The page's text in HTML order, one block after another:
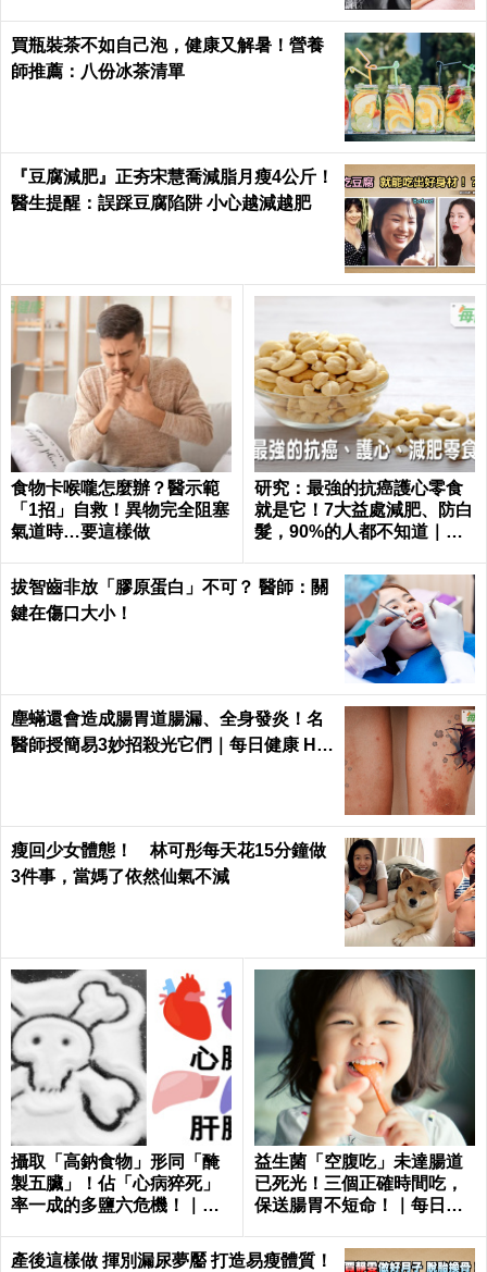
買瓶裝茶不如自己泡，健康又解暑！營養
師推薦：八份冰茶清單
『豆腐減肥』正夯宋慧喬減脂月瘦4公斤！
醫生提醒：誤踩豆腐陷阱 小心越減越肥
食物卡喉嚨怎麼辦？醫示範
「1招」自救！異物完全阻塞
氣道時…要這樣做
研究：最強的抗癌護心零食
就是它！7大益處減肥、防白
髮，90%的人都不知道｜每
拔智齒非放「膠原蛋白」不可？ 醫師：關
鍵在傷口大小！
塵蟎還會造成腸胃道腸漏、全身發炎！名
醫師授簡易3妙招殺光它們｜每日健康 He
瘦回少女體態！ 林可彤每天花15分鐘做
3件事，當媽了依然仙氣不減
攝取「高鈉食物」形同「醃
製五臟」！佔「心病猝死」
率一成的多鹽六危機！｜每
益生菌「空腹吃」未達腸道
已死光！三個正確時間吃，
保送腸胃不短命！｜每日健
產後這樣做 揮別漏尿夢靨 打造易瘦體質！